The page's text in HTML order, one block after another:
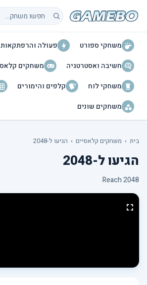
חיפוש משחקים
משחקי ספורט
פעולה והרפתקאות
חשיבה ואסטרטגיה
משחקים
משחקי לוח
קלפים והימורים
משחקים שונים
בית › משחקים קלאסיים › הגיעו ל-2048
הגיעו ל-2048
Reach 2048